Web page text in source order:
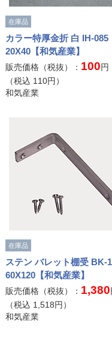
在庫品
カラー特厚金折 白 IH-085
20X40【和気産業】
販売価格（税抜）： 100円
（税込 110円）
和気産業
在庫品
ステン バレット棚受 BK-
60X120【和気産業】
販売価格（税抜）： 1,380
（税込 1,518円）
和気産業